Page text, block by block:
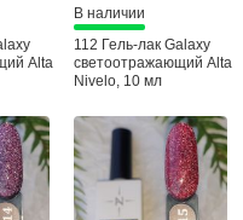
Alta
В наличии
112 Гель-лак Galaxy
светоотражающий Alta
Nivelo, 10 мл